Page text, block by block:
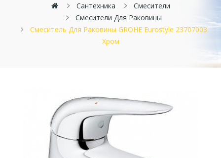
Сантехника
Смесители
Смесители Для Раковины
Смеситель Для Раковины GROHE Eurostyle 23707003
Хром